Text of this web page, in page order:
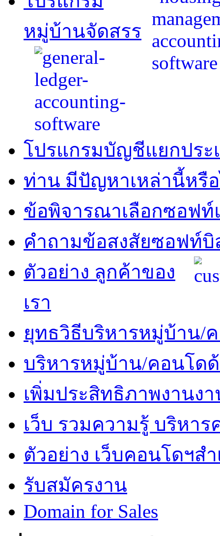
หมู่บ้านจัดสรร
โปรแกรมบัญชีแยกประ
ท่าน มีปัญหาเหล่านี้หรื
ข้อพิจารณาเลือกซอฟท์
คำถามข้อสงสัยซอฟท์บิ
ตัวอย่าง ลูกค้าของ
เรา
ยุทธวิธีบริหารหมู่บ้าน/
บริหารหมู่บ้าน/คอนโด
เพิ่มประสิทธิภาพงานง
เว็บ รวมความรู้ บริหาร
ตัวอย่าง เว็บคอนโดฯสำ
รับสมัครงาน
Domain for Sales